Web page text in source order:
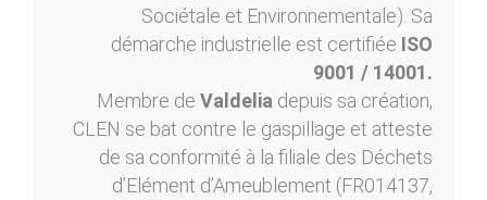
Sociétale et Environnementale). Sa
démarche industrielle est certifiée ISO
9001 / 14001.
Membre de Valdelia depuis sa création,
CLEN se bat contre le gaspillage et atteste
de sa conformité à la filiale des Déchets
d’Elément d’Ameublement (FR014137,